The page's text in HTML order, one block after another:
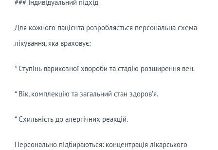
### Індивідуальний підхід
Для кожного пацієнта розробляється персональна схема
лікування, яка враховує:
* Ступінь варикозної хвороби та стадію розширення вен.
* Вік, комплекцію та загальний стан здоров’я.
* Схильність до алергічних реакцій.
Персонально підбираються: концентрація лікарського